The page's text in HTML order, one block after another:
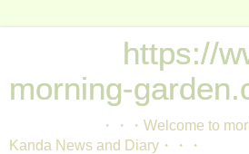
https://
morning-
・・・Welcome to morning
Kanda News and Diary・・・